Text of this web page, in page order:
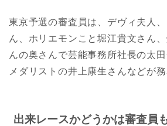
東京予選の審査員は、デヴィ夫人
ん、ホリエモンこと堀江貴文さん
んの奥さんで芸能事務所社長の太
メダリストの井上康生さんなどが務
出来レースかどうかは審査員